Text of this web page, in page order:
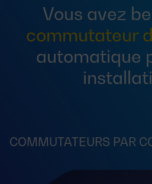
Vous avez
commutateur
automatique
COMMUTATEURS PAR